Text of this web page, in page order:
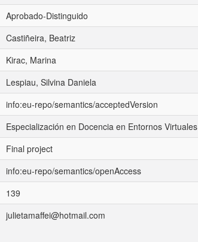
Aprobado-Distinguido
Castiñeira, Beatriz
Kirac, Marina
Lespiau, Silvina Daniela
info:eu-repo/semantics/acceptedVersion
Especialización en Docencia en Entornos Virtuales
Final project
info:eu-repo/semantics/openAccess
139
julietamaffei@hotmail.com